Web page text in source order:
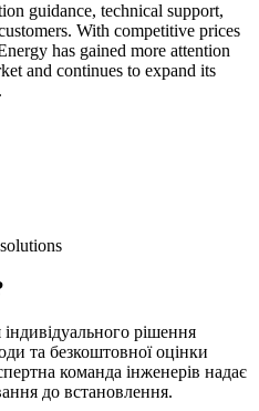
guidance, technical support,
. With competitive prices
has gained more attention
and continues to expand its
.
індивідуального рішення
та безкоштовної оцінки
команда інженерів надає
до встановлення.